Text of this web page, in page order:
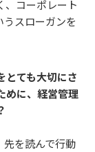
、コーポレート
スローガンを
とても大切にさ
めに、経営管理
を読んで行動